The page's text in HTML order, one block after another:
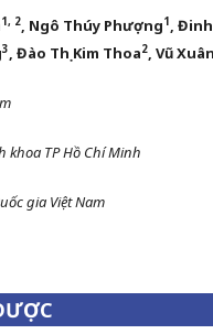
1, 2, Ngô Thúy Phượng1 ,
3, Đào Thị Kim Thoa2, Vũ
khoa TP Hồ Chí Minh
gia Việt Nam